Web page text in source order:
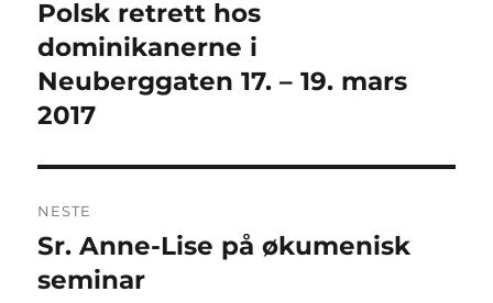
Forrige
innlegg:
Polsk retrett hos
dominikanerne i
Neuberggaten 17. – 19. mars
2017
NESTE
Neste
innlegg:
Sr. Anne-Lise på økumenisk
seminar